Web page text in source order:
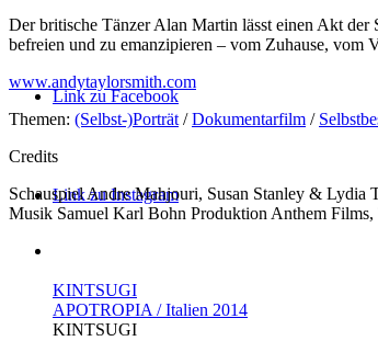
Link zu Facebook
Link zu Instagram
Der britische Tänzer Alan Martin lässt einen Akt der
befreien und zu emanzipieren – vom Zuhause, vom
www.andytaylorsmith.com
Themen: (Selbst-)Porträt /Dokumentarfilm /
Credits
Schauspiel Andre Mahjouri, Susan Stanley & Lydia
Musik Samuel Karl Bohn Produktion Anthem
KINTSUGI
APOTROPIA / Italien 2014
KINTSUGI